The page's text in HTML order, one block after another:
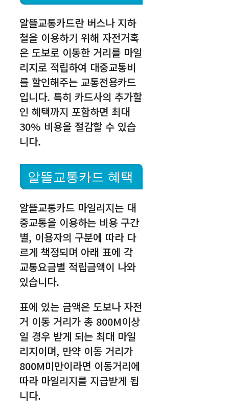
알뜰교통카드란 버스나 지하
철을 이용하기 위해 자전거혹
은 도보로 이동한 거리를 마일
리지로 적립하여 대중교통비
를 할인해주는 교통전용카드
입니다. 특히 카드사의 추가할
인 혜택까지 포함하면 최대
30% 비용을 절감할 수 있습
니다.
알뜰교통카드 혜택
알뜰교통카드 마일리지는 대
중교통을 이용하는 비용 구간
별, 이용자의 구분에 따라 다
르게 책정되며 아래 표에 각
교통요금별 적립금액이 나와
있습니다.
표에 있는 금액은 도보나 자전
거 이동 거리가 총 800M이상
일 경우 받게 되는 최대 마일
리지이며, 만약 이동 거리가
800M미만이라면 이동거리에
따라 마일리지를 지급받게 됩
니다.